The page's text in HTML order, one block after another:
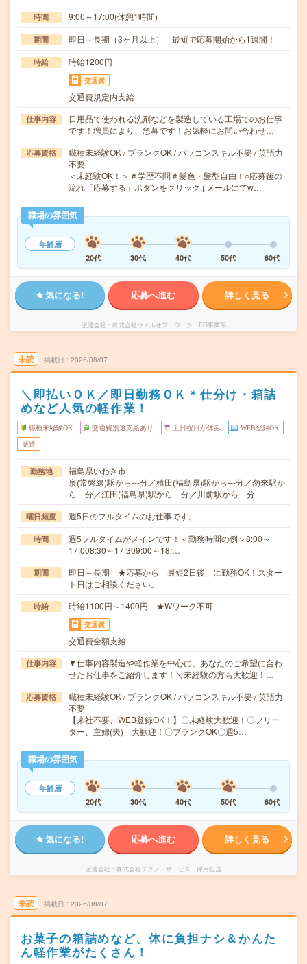
時間 9:00～17:00(休憩1時間)
期間 即日～長期（3ヶ月以上） 最短で応募開始から1週間！
時給 時給1200円
交通費
交通費規定内支給
仕事内容
日用品で使われる洗剤などを製造している工場でのお仕事
です！増員により、急募です！お気軽にお問い合わせ…
応募資格
職種未経験OK / ブランクOK / パソコンスキル不要 / 英語力
不要
＜未経験OK！＞＃学歴不問＃髪色・髪型自由！○応募後の
流れ「応募する」ボタンをクリック↓メールにてw…
職場の雰囲気
年齢層
20代
30代 40代 50代 60代
気になる! 応募へ進む 詳しく見る
派遣会社 株式会社ウィルオブ・ワーク FO事業部
未読 掲載日 2026/08/07
＼即払いＯＫ／即日勤務ＯＫ＊仕分け・箱詰
めなど人気の軽作業！
職種未経験OK 交通費別途支給あり 土日祝日が休み WEB登録OK
派遣
勤務地
福島県いわき市
泉(常磐線)駅から---分／植田(福島県)駅から---分／勿来駅か
ら---分／江田(福島県)駅から---分／川前駅から---分
曜日頻度 週5日のフルタイムのお仕事です。
時間
週5フルタイムがメインです！＜勤務時間の例＞8:00～
17:008:30～17:309:00～18:…
期間
即日～長期 ★応募から「最短2日後」に勤務OK！スター
ト日はご相談ください。
時給 時給1100円～1400円 ★Wワーク不可
交通費
交通費全額支給
仕事内容
▼仕事内容製造や軽作業を中心に、あなたのご希望に合わ
せたお仕事をご紹介します！＼未経験の方も大歓迎！…
応募資格
職種未経験OK / ブランクOK / パソコンスキル不要 / 英語力
不要
【来社不要、WEB登録OK！】〇未経験大歓迎！〇フリー
ター、主婦(夫) 大歓迎！〇ブランクOK〇週5…
職場の雰囲気
年齢層
20代
30代 40代 50代 60代
気になる! 応募へ進む 詳しく見る
派遣会社 株式会社テクノ・サービス 採用担当
未読 掲載日 2026/08/07
お菓子の箱詰めなど、体に負担ナシ＆かんた
ん軽作業がたくさん！